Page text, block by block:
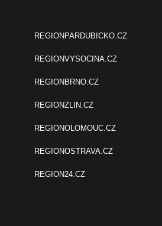
REGIONPARDUBICKO.CZ
REGIONVYSOCINA.CZ
REGIONBRNO.CZ
REGIONZLIN.CZ
REGIONOLOMOUC.CZ
REGIONOSTRAVA.CZ
REGION24.CZ